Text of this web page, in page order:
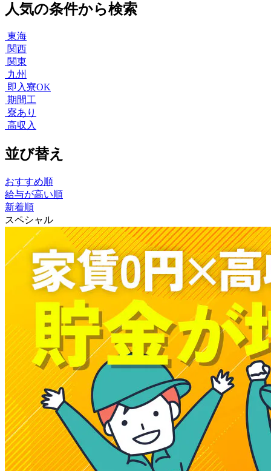
人気の条件から検索
東海
関西
関東
九州
即入寮OK
期間工
寮あり
高収入
並び替え
おすすめ順
給与が高い順
新着順
スペシャル